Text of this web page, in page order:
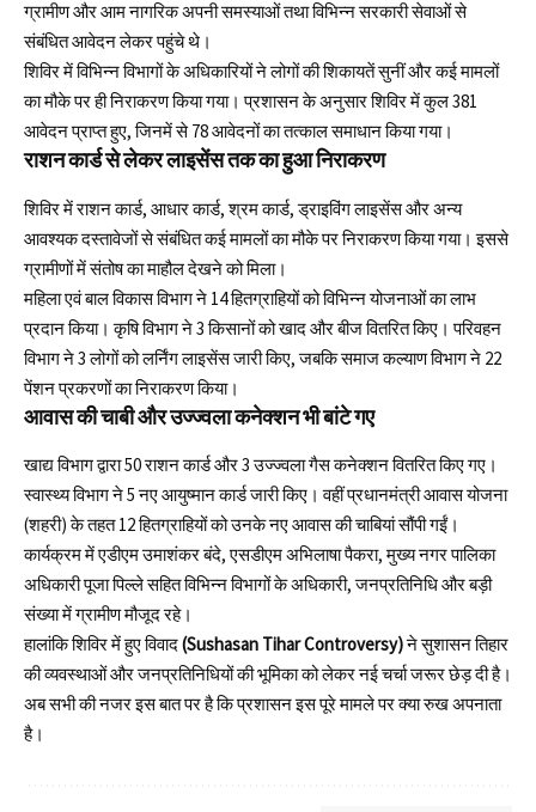
ग्रामीण और आम नागरिक अपनी समस्याओं तथा विभिन्न सरकारी सेवाओं से
संबंधित आवेदन लेकर पहुंचे थे।
शिविर में विभिन्न विभागों के अधिकारियों ने लोगों की शिकायतें सुनीं और कई मामलों
का मौके पर ही निराकरण किया गया। प्रशासन के अनुसार शिविर में कुल 381
आवेदन प्राप्त हुए, जिनमें से 78 आवेदनों का तत्काल समाधान किया गया।
राशन कार्ड से लेकर लाइसेंस तक का हुआ निराकरण
शिविर में राशन कार्ड, आधार कार्ड, श्रम कार्ड, ड्राइविंग लाइसेंस और अन्य
आवश्यक दस्तावेजों से संबंधित कई मामलों का मौके पर निराकरण किया गया। इससे
ग्रामीणों में संतोष का माहौल देखने को मिला।
महिला एवं बाल विकास विभाग ने 14 हितग्राहियों को विभिन्न योजनाओं का लाभ
प्रदान किया। कृषि विभाग ने 3 किसानों को खाद और बीज वितरित किए। परिवहन
विभाग ने 3 लोगों को लर्निंग लाइसेंस जारी किए, जबकि समाज कल्याण विभाग ने 22
पेंशन प्रकरणों का निराकरण किया।
आवास की चाबी और उज्ज्वला कनेक्शन भी बांटे गए
खाद्य विभाग द्वारा 50 राशन कार्ड और 3 उज्ज्वला गैस कनेक्शन वितरित किए गए।
स्वास्थ्य विभाग ने 5 नए आयुष्मान कार्ड जारी किए। वहीं प्रधानमंत्री आवास योजना
(शहरी) के तहत 12 हितग्राहियों को उनके नए आवास की चाबियां सौंपी गईं।
कार्यक्रम में एडीएम उमाशंकर बंदे, एसडीएम अभिलाषा पैकरा, मुख्य नगर पालिका
अधिकारी पूजा पिल्ले सहित विभिन्न विभागों के अधिकारी, जनप्रतिनिधि और बड़ी
संख्या में ग्रामीण मौजूद रहे।
हालांकि शिविर में हुए विवाद(Sushasan Tihar Controversy)ने सुशासन तिहार
की व्यवस्थाओं और जनप्रतिनिधियों की भूमिका को लेकर नई चर्चा जरूर छेड़ दी है।
अब सभी की नजर इस बात पर है कि प्रशासन इस पूरे मामले पर क्या रुख अपनाता
है।